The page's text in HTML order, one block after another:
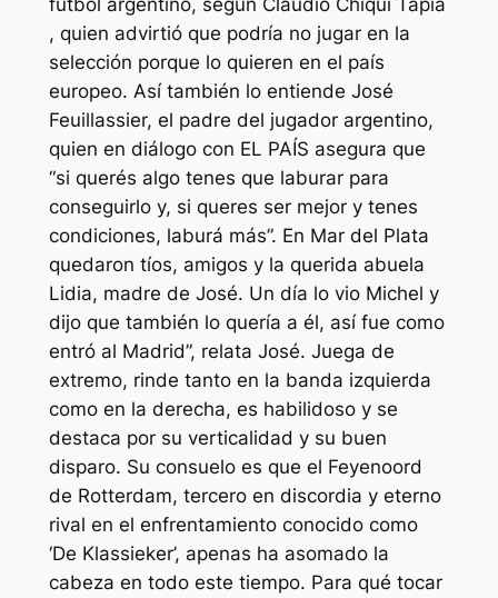
, quien advirtió que podría no jugar en la
selección porque lo quieren en el país
europeo. Así también lo entiende José
Feuillassier, el padre del jugador argentino,
quien en diálogo con EL PAÍS asegura que
“si querés algo tenes que laburar para
conseguirlo y, si queres ser mejor y tenes
condiciones, laburá más”. En Mar del Plata
quedaron tíos, amigos y la querida abuela
Lidia, madre de José. Un día lo vio Michel y
dijo que también lo quería a él, así fue como
entró al Madrid”, relata José. Juega de
extremo, rinde tanto en la banda izquierda
como en la derecha, es habilidoso y se
destaca por su verticalidad y su buen
disparo. Su consuelo es que el Feyenoord
de Rotterdam, tercero en discordia y eterno
rival en el enfrentamiento conocido como
‘De Klassieker’, apenas ha asomado la
cabeza en todo este tiempo. Para qué tocar